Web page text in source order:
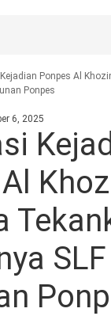
Ponpes Al
Ponpes
6, 2025